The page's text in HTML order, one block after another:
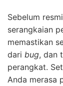
Sebelum
serangkaian
memastikan
dari bug, dan
perangkat.
Anda merasa